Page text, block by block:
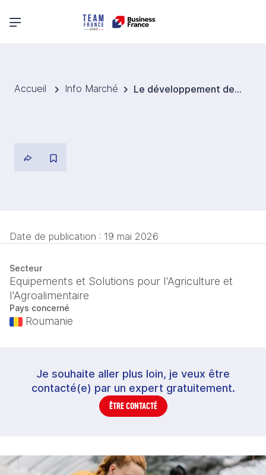
Menu principal
Accueil Info Marché Le développement des espaces protégés indispensable pour le maraîchage en Roumanie
Date de publication : 19 mai 2026
Secteur
Equipements et Solutions pour l'Agriculture et
l'Agroalimentaire
Pays concerné
Roumanie
Je souhaite aller plus loin, je veux être
contacté(e) par un expert gratuitement.
ÊTRE CONTACTÉ